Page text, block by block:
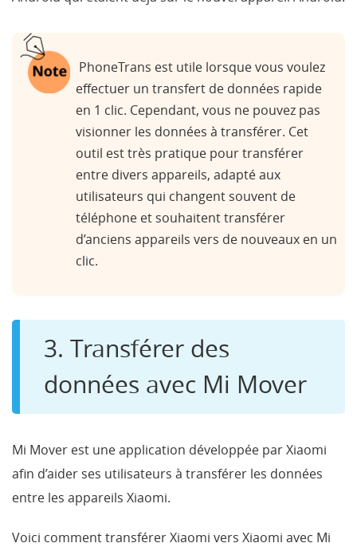
PhoneTrans est utile lorsque vous voulez
effectuer un transfert de données rapide
en 1 clic. Cependant, vous ne pouvez pas
visionner les données à transférer. Cet
outil est très pratique pour transférer
entre divers appareils, adapté aux
utilisateurs qui changent souvent de
téléphone et souhaitent transférer
d’anciens appareils vers de nouveaux en un
clic.
3. Transférer des
données avec Mi Mover
Mi Mover est une application développée par Xiaomi
afin d’aider ses utilisateurs à transférer les données
entre les appareils Xiaomi.
Voici comment transférer Xiaomi vers Xiaomi avec Mi